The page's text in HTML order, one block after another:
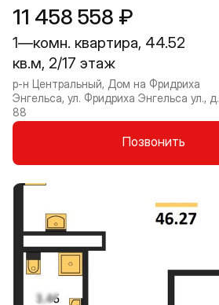
11 458 558 ₽
1—комн. квартира, 44.52
кв.м, 2/17 этаж
р-н Центральный, Дом на Фридриха
Энгельса, ул. Фридриха Энгельса ул., д.
88
Позвонить